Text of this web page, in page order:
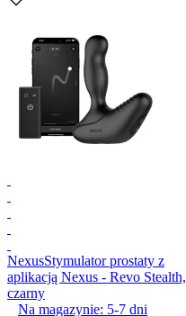
NexusStymulator prostaty z
aplikacją Nexus - Revo Stealth,
czarny
Na magazynie: 5-7 dni